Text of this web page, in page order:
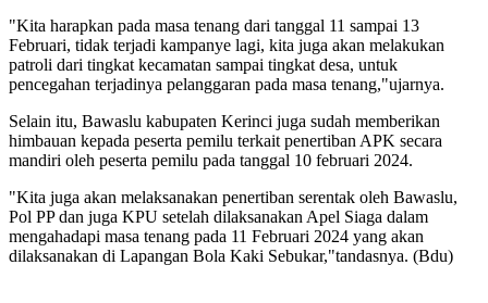
"Kita harapkan pada masa tenang dari tanggal 11 sampai 13
Februari, tidak terjadi kampanye lagi, kita juga akan melakukan
patroli dari tingkat kecamatan sampai tingkat desa, untuk
pencegahan terjadinya pelanggaran pada masa tenang,"ujarnya.
Selain itu, Bawaslu kabupaten Kerinci juga sudah memberikan
himbauan kepada peserta pemilu terkait penertiban APK secara
mandiri oleh peserta pemilu pada tanggal 10 februari 2024.
"Kita juga akan melaksanakan penertiban serentak oleh Bawaslu,
Pol PP dan juga KPU setelah dilaksanakan Apel Siaga dalam
mengahadapi masa tenang pada 11 Februari 2024 yang akan
dilaksanakan di Lapangan Bola Kaki Sebukar,"tandasnya. (Bdu)